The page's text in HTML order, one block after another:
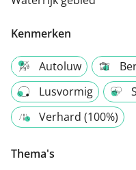
Kenmerken
Autoluw
Lusvormig
Verhard (100%)
Thema's